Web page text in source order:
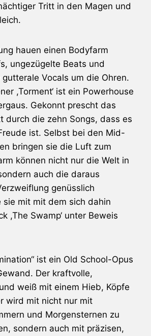
Tritt in den Magen und
hauen einen Bodyfarm
ungezügelte Beats und
Vocals um die Ohren.
,Torment‘ ist ein Powerhouse
Gekonnt prescht das
durch die zehn Songs, dass es
ist. Selbst bei den Mid-
bringen sie die Luft zum
können nicht nur die Welt in
auch die daraus
genüsslich
sie mit mit dem sich dahin
,The Swamp‘ unter Beweis
ist ein Old School-Opus
Der kraftvolle,
weiß mit einem Hieb, Köpfe
wird mit nicht nur mit
und Morgensternen zu
sondern auch mit präzisen,